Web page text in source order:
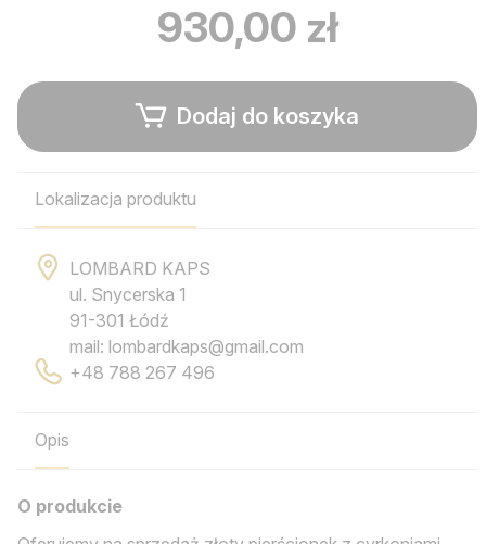
930,00 zł
Dodaj do koszyka
Lokalizacja produktu
LOMBARD KAPS
ul. Snycerska 1
91-301 Łódź
mail: lombardkaps@gmail.com
+48 788 267 496
Opis
O produkcie